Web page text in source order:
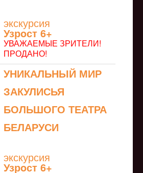
экскурсия
Узрoст 6+
УВАЖАЕМЫЕ ЗРИТЕЛИ!
ПРОДАНО!
УНИКАЛЬНЫЙ МИР
ЗАКУЛИСЬЯ
БОЛЬШОГО ТЕАТРА
БЕЛАРУСИ
экскурсия
Узрoст 6+